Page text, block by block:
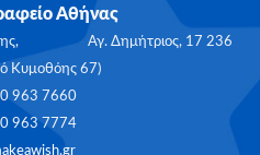
Αθήνας
Αγ. Δημήτριος, 17 236
Κυμοθόης 67)
963 7660
963 7774